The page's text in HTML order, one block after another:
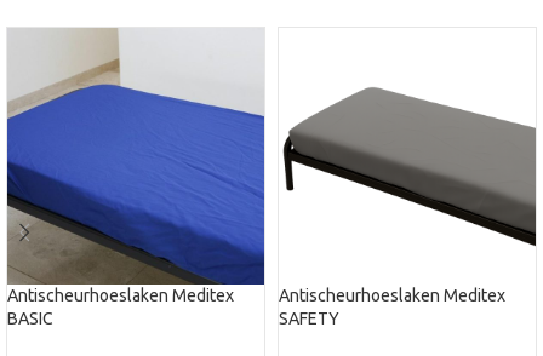
Antischeurhoeslaken Meditex
BASIC
Antischeurhoeslaken Meditex
SAFETY